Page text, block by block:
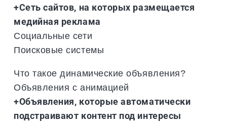
+Сеть сайтов, на которых размещается
медийная реклама
Социальные сети
Поисковые системы
Что такое динамические объявления?
Объявления с анимацией
+Объявления, которые автоматически
подстраивают контент под интересы